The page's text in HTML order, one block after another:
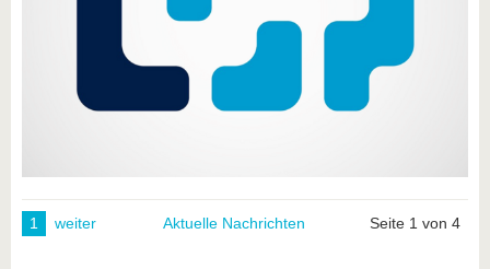
1 weiter Aktuelle Nachrichten Seite 1 von 4